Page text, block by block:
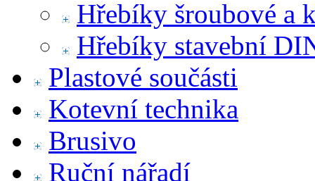
Hřebíky šroubové a
Hřebíky stavební
Plastové součásti
Kotevní technika
Brusivo
Ruční nářadí